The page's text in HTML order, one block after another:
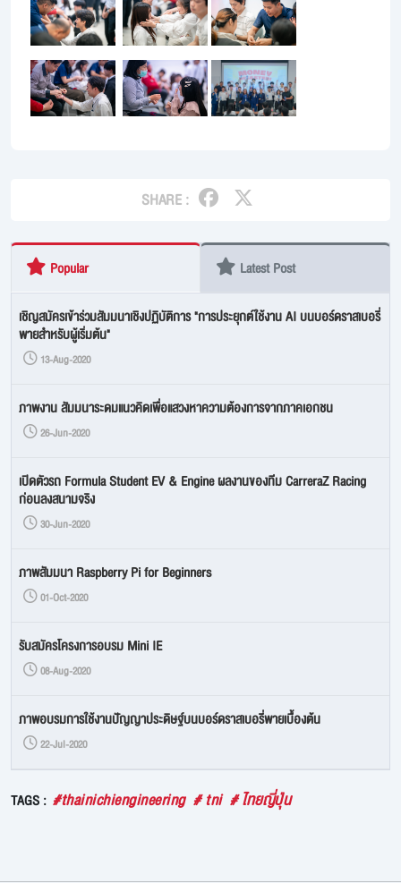
SHARE :
Popular Latest Post
เชิญสมัครเข้าร่วมสัมมนาเชิงปฏิบัติการ "การประยุกต์ใช้งาน AI บนบอร์ดราสเบอรี่
พายสำหรับผู้เริ่มต้น"
13-Aug-2020
ภาพงาน สัมมนาระดมแนวคิดเพื่อแสวงหาความต้องการจากภาคเอกชน
26-Jun-2020
เปิดตัวรถ Formula Student EV & Engine ผลงานของทีม CarreraZ Racing
ก่อนลงสนามจริง
30-Jun-2020
ภาพสัมมนา Raspberry Pi for Beginners
01-Oct-2020
รับสมัครโครงการอบรม Mini IE
08-Aug-2020
ภาพอบรมการใช้งานปัญญาประดิษฐ์บนบอร์ดราสเบอรี่พายเบื้องต้น
22-Jul-2020
TAGS : #thainichiengineering # tni # ไทยญี่ปุ่น